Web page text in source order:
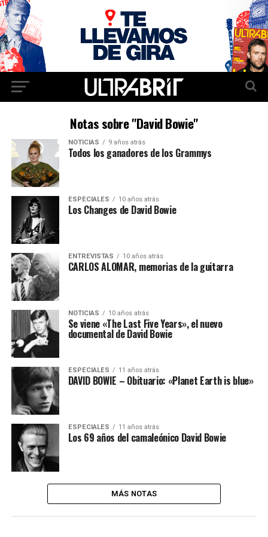
Notas sobre "David Bowie"
NOTICIAS 9 años atrás
Todos los ganadores de los Grammys
ESPECIALES 10 años atrás
Los Changes de David Bowie
ENTREVISTAS 10 años atrás
CARLOS ALOMAR, memorias de la guitarra
NOTICIAS 10 años atrás
Se viene «The Last Five Years», el nuevo
documental de David Bowie
ESPECIALES 11 años atrás
DAVID BOWIE – Obituario: «Planet Earth is blue»
ESPECIALES 11 años atrás
Los 69 años del camaleónico David Bowie
MÁS NOTAS